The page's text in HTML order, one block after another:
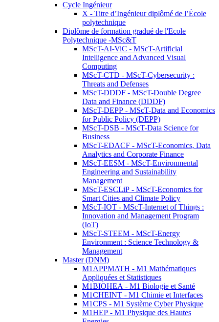
Cycle Ingénieur
X - Titre d’Ingénieur diplômé de l’École
polytechnique
Diplôme de formation gradué de l'Ecole
Polytechnique -MSc&T
MScT-AI-ViC - MScT-Artificial
Intelligence and Advanced Visual
Computing
MScT-CTD - MScT-Cybersecurity :
Threats and Defenses
MScT-DDDF - MScT-Double Degree
Data and Finance (DDDF)
MScT-DEPP - MScT-Data and Economics
for Public Policy (DEPP)
MScT-DSB - MScT-Data Science for
Business
MScT-EDACF - MScT-Economics, Data
Analytics and Corporate Finance
MScT-EESM - MScT-Environmental
Engineering and Sustainability
Management
MScT-ESCLiP - MScT-Economics for
Smart Cities and Climate Policy
MScT-IOT - MScT-Internet of Things :
Innovation and Management Program
(IoT)
MScT-STEEM - MScT-Energy
Environment : Science Technology &
Management
Master (DNM)
M1APPMATH - M1 Mathématiques
Appliquées et Statistiques
M1BIOHEA - M1 Biologie et Santé
M1CHEINT - M1 Chimie et Interfaces
M1CPS - M1 Système Cyber Physique
M1HEP - M1 Physique des Hautes